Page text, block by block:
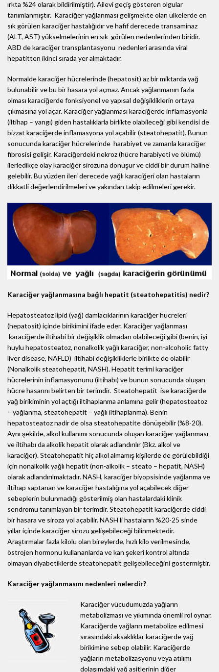
ırkta %24 olarak bildirilmiştir). Ailevi geçiş gösteren olgular
tanımlanmıştır. Karaciğer yağlanması gelişmekte olan ülkelerde en
sık görülen karaciğer hastalığıdır ve hafif derecede transaminaz
(ALT, AST) yükselmelerinin en sık görülen nedenlerinden biridir.
ABD de karaciğer transplantasyonu nedenleri arasında viral
hepatitten ikinci sırada yer almaktadır.
Normalde karaciğer hücrelerinde (hepatosit) az bir miktarda yağ
bulunabilir ve bu bir hasara yol açmaz. Ancak yağlanmanın fazla
olması karaciğerde fonksiyonel ve yapısal değişikliklerin ortaya
çıkmasına yol açar. Karaciğer yağlanması karaciğerde inflamasyonla
(iltihap – yangı) giden hastalıklarla birlikte olabileceği gibi kendisi de
bizzat karaciğerde inflamasyona yol açabilir (steatohepatit). Bunun
sonucunda karaciğer hücrelerinde harabiyet ve zamanla karaciğer
fibrosisi gelişir. Karaciğerdeki nekroz (hücre harabiyeti ve ölümü)
ilerledikçe olay karaciğer sirozuna dönüşür ve ciddi bir durum haline
gelebilir. Bu yüzden ileri derecede yağlı karaciğeri olan hastaların
dikkatli değerlendirilmeleri ve yakından takip edilmeleri gerekir.
Karaciğer yağlanmasına bağlı hepatit (steatohepatitis) nedir?
Hepatosteatoz lipid (yağ) damlacıklarının karaciğer hücreleri
(hepatosit) içinde birikimini ifade eder. Karaciğer yağlanması
karaciğerde iltihabi bir değişiklik olmadan olabileceği gibi (benin, iyi
huylu hepatosteatoz, nonalkolik yağlı karaciğer, non-alcoholic fatty
liver disease, NAFLD) iltihabi değişikliklerle birlikte de olabilir
(Nonalkolik steatohepatit, NASH). Hepatit terimi karaciğer
hücrelerinin inflamasyonunu (iltihabı) ve bunun sonucunda oluşan
hücre hasarını belirten bir terimdir. Steatohepatit ise karaciğerde
yağ birikiminin yol açtığı iltihaplanma anlamına gelir (hepatosteatoz
= yağlanma, steatohepatit = yağlı iltihaplanma). Benin
hepatosteatoz nadir de olsa steatohepatite dönüşebilir (%8-20).
Aynı şekilde, alkol kullanımı sonucunda oluşan karaciğer yağlanması
ve iltihabı da alkolik hepatit olarak adlandırılır (Bkz. alkol ve
karaciğer). Steatohepatit hiç alkol almamış kişilerde de görülebildiği
için nonalkolik yağlı hepatit (non-alkolik – steato – hepatit, NASH)
olarak adlandırılmaktadır. NASH, karaciğer biyopsisinde yağlanma ve
iltihap saptanan ve karaciğer hastalığına yol açabilecek diğer
sebeplerin bulunmadığı gösterilmiş olan hastalardaki klinik
sendromu tanımlayan bir terimdir. Steatohepatit karaciğerde ciddi
bir hasara ve siroza yol açabilir. NASH li hastaların %20-25 sinde
yıllar içinde karaciğer sirozu gelişebileceği bilinmektedir.
Araştırmalar fazla kilolu olan bireylerde, hızlı kilo verilmesinde,
östrojen hormonu kullananlarda ve kan şekeri kontrol altında
olmayan diyabetiklerde steatohepatit gelişebileceğini göstermiştir.
Karaciğer yağlanmasını nedenleri nelerdir?
Karaciğer vücudumuzda yağların
metabolizması ve yıkımında önemli rol oynar.
Karaciğerde yağların metabolize edilmesi
sırasındaki aksaklıklar karaciğerde yağ
birikimine sebep olabilir. Karaciğerde
yağların metabolizasyonu veya atılımı
dolaşımdaki yağ asitlerinin diğer